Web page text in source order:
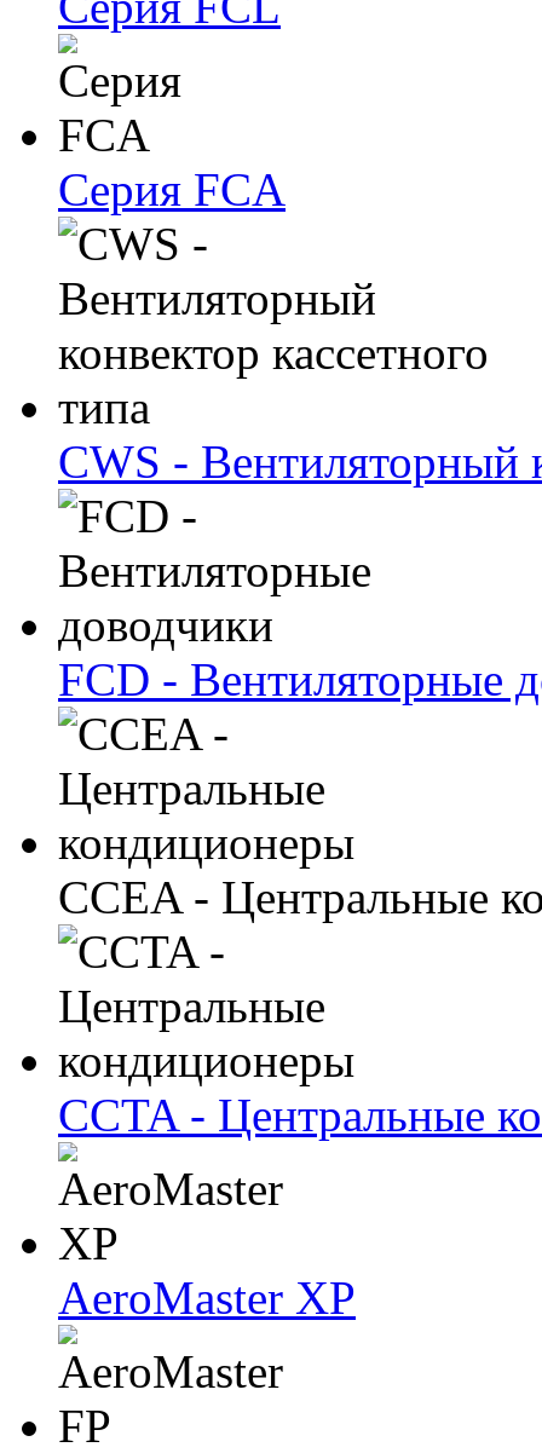
Серия FCA
CWS - Вентиляторный
FCD - Вентиляторные
CCEA - Центральные
CCTA - Центральные
AeroMaster XP